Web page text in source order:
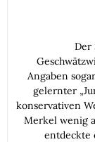
Der
Angaben
gelernter
konservativen
Merkel wenig
entdeckte